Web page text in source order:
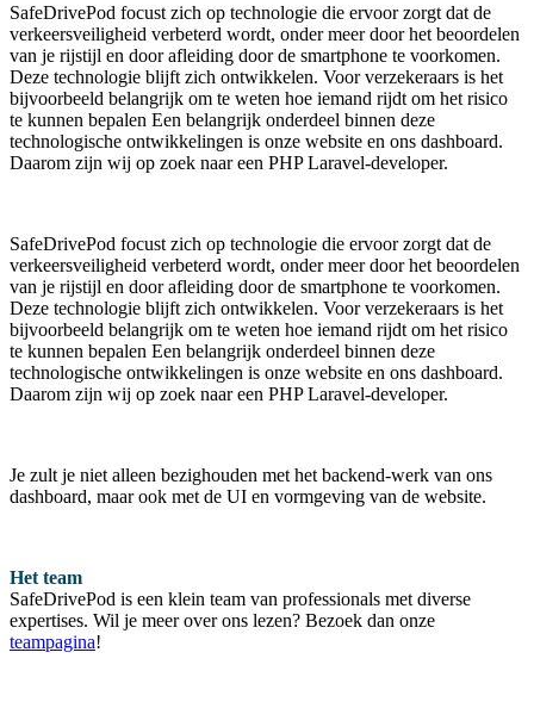
SafeDrivePod focust zich op technologie die ervoor zorgt dat de
verkeersveiligheid verbeterd wordt, onder meer door het beoordelen
van je rijstijl en door afleiding door de smartphone te voorkomen.
Deze technologie blijft zich ontwikkelen. Voor verzekeraars is het
bijvoorbeeld belangrijk om te weten hoe iemand rijdt om het risico
te kunnen bepalen Een belangrijk onderdeel binnen deze
technologische ontwikkelingen is onze website en ons dashboard.
Daarom zijn wij op zoek naar een PHP Laravel-developer.
SafeDrivePod focust zich op technologie die ervoor zorgt dat de
verkeersveiligheid verbeterd wordt, onder meer door het beoordelen
van je rijstijl en door afleiding door de smartphone te voorkomen.
Deze technologie blijft zich ontwikkelen. Voor verzekeraars is het
bijvoorbeeld belangrijk om te weten hoe iemand rijdt om het risico
te kunnen bepalen Een belangrijk onderdeel binnen deze
technologische ontwikkelingen is onze website en ons dashboard.
Daarom zijn wij op zoek naar een PHP Laravel-developer.
Je zult je niet alleen bezighouden met het backend-werk van ons
dashboard, maar ook met de UI en vormgeving van de website.
Het team
SafeDrivePod is een klein team van professionals met diverse
expertises. Wil je meer over ons lezen? Bezoek dan onze
teampagina!